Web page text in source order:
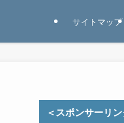
サイトマップ
＜スポンサーリン